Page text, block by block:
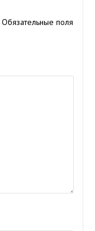
Обязательные поля